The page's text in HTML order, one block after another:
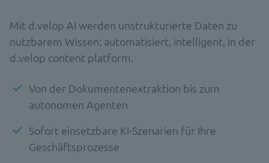
Mit d.velop AI werden unstrukturierte Daten zu
nutzbarem Wissen: automatisiert, intelligent, in der
d.velop content platform.
Von der Dokumentenextraktion bis zum
autonomen Agenten
Sofort einsetzbare KI-Szenarien für Ihre
Geschäftsprozesse